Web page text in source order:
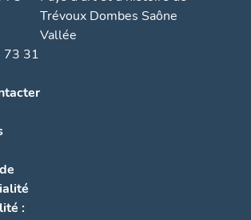
73 31
:
Trévoux Dombes Saône
Vallée